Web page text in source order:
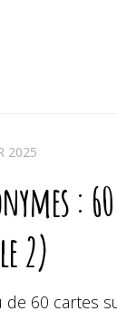
2025
:
2)
de 60 cartes